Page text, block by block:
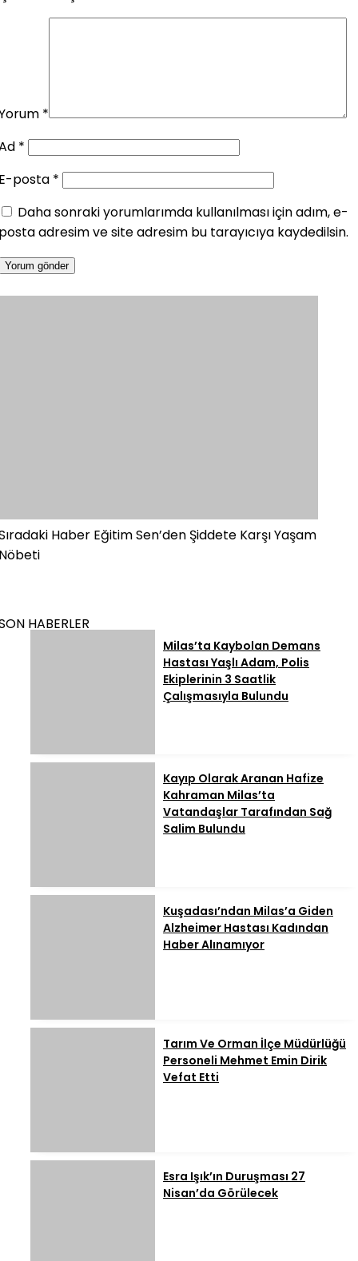
*
*
posta *
Daha sonraki yorumlarımda kullanılması için adım, e-
adresim ve site adresim bu tarayıcıya kaydedilsin.
Haber Eğitim Sen’den Şiddete Karşı Yaşam
HABERLER
Milas’ta Kaybolan Demans
Hastası Yaşlı Adam, Polis
Ekiplerinin 3 Saatlik
Çalışmasıyla Bulundu
Kayıp Olarak Aranan Hafize
Kahraman Milas’ta
Vatandaşlar Tarafından Sağ
Salim Bulundu
Kuşadası’ndan Milas’a Giden
Alzheimer Hastası Kadından
Haber Alınamıyor
Tarım Ve Orman İlçe Müdürlüğü
Personeli Mehmet Emin Dirik
Vefat Etti
Esra Işık’ın Duruşması 27
Nisan’da Görülecek